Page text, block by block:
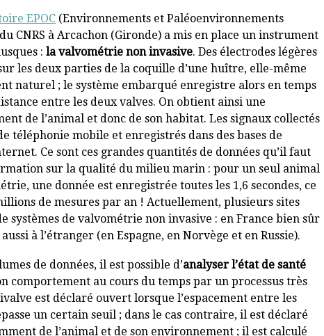
EPOC (Environnements et Paléoenvironnements
CNRS à Arcachon (Gironde) a mis en place un instrument
: la valvométrie non invasive. Des électrodes légères
les deux parties de la coquille d’une huître, elle-même
naturel ; le système embarqué enregistre alors en temps
entre les deux valves. On obtient ainsi une
de l’animal et donc de son habitat. Les signaux collectés
téléphonie mobile et enregistrés dans des bases de
Ce sont ces grandes quantités de données qu’il faut
sur la qualité du milieu marin : pour un seul animal
une donnée est enregistrée toutes les 1,6 secondes, ce
de mesures par an ! Actuellement, plusieurs sites
systèmes de valvométrie non invasive : en France bien sûr
à l’étranger (en Espagne, en Norvège et en Russie).
de données, il est possible d’analyser l’état de santé
comportement au cours du temps par un processus très
est déclaré ouvert lorsque l’espacement entre les
un certain seuil ; dans le cas contraire, il est déclaré
de l’animal et de son environnement ; il est calculé